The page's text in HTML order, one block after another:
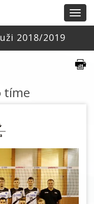
2018/2019
tíme